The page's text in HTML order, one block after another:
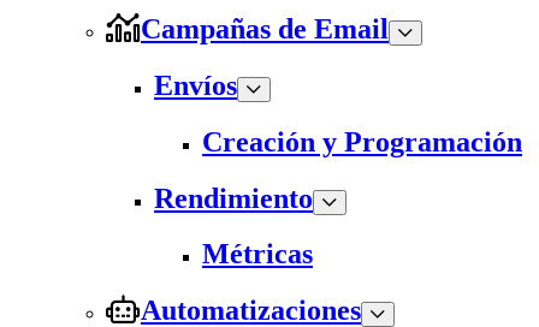
Campañas de Email
Envíos
Creación y Programación
Rendimiento
Métricas
Automatizaciones